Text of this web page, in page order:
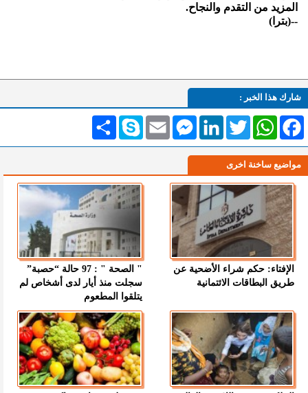
المزيد من التقدم والنجاح.
--(بترا)
شارك هذا الخبر :
انشر Skype Email
MessengerLinkedInTwitterWhatsAppFacebook
مواضيع ساخنة اخرى
الإفتاء: حكم شراء الأضحية عن
طريق البطاقات الائتمانية
" الصحة " : 97 حالة “حصبة”
سجلت منذ أيار لدى أشخاص لم
يتلقوا المطعوم